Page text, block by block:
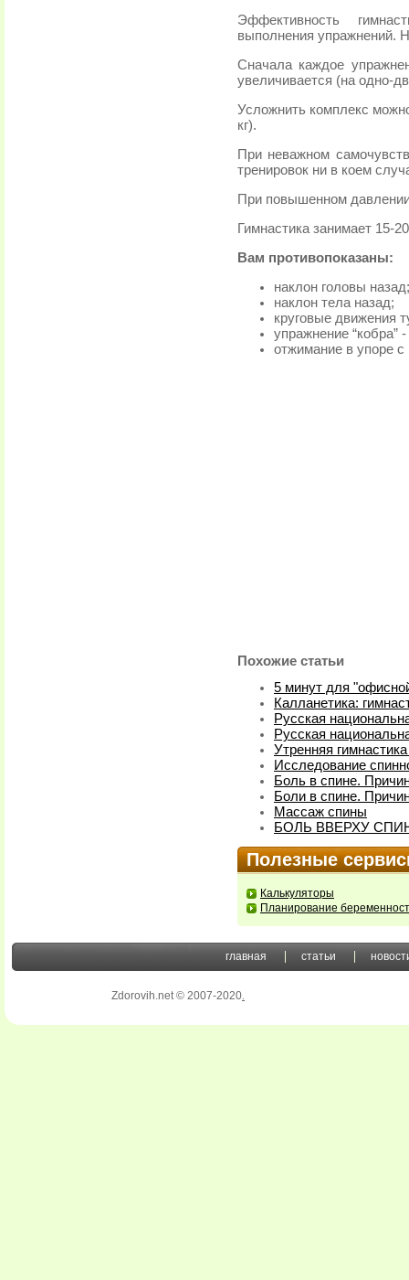
Эффективность
выполнения упражнений.
Сначала каждое
увеличивается (на одно-
Усложнить комплекс
кг).
При неважном
тренировок ни в коем
При повышенном
Гимнастика занимает 15-
Вам противопоказаны:
наклон головы назад;
наклон тела назад;
круговые движения
упражнение “кобра”
отжимание в упоре с
Похожие статьи
5 минут для
Калланетика:
Русская
Русская
Утренняя
Исследование
Боль в спине.
Боли в спине.
Массаж спины
БОЛЬ ВВЕРХУ
Полезные
Калькуляторы
Планирование
главная статьи
Zdorovih.net © 2007-2020